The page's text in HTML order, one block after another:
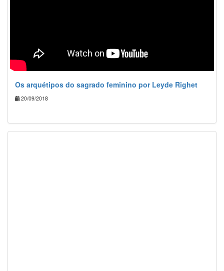
Os arquétipos do sagrado feminino por Leyde Righet
20/09/2018